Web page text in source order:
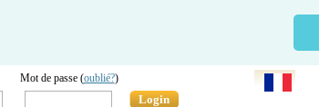
Mot de passe (oublié?)
Login